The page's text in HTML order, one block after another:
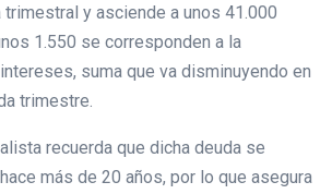
y asciende a unos 41.000
1.550 se corresponden a la
suma que va disminuyendo en
trimestre.
recuerda que dicha deuda se
más de 20 años, por lo que asegura